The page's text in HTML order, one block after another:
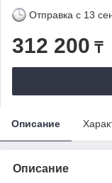
Отправка с 13
312 200 ₸
Описание
Описание